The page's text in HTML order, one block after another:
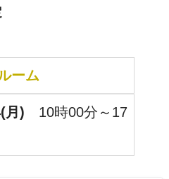
ーム
月) 10時00分～17